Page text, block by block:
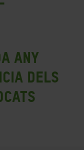
any
dels